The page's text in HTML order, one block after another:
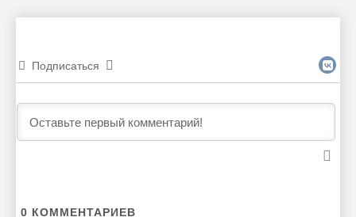
Подписаться
0 КОММЕНТАРИЕВ